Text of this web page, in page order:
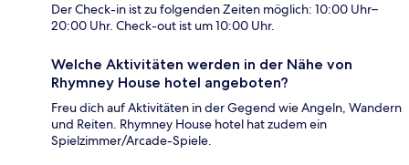
Der Check-in ist zu folgenden Zeiten möglich: 10:00 Uhr–
20:00 Uhr. Check-out ist um 10:00 Uhr.
Welche Aktivitäten werden in der Nähe von
Rhymney House hotel angeboten?
Freu dich auf Aktivitäten in der Gegend wie Angeln, Wandern
und Reiten. Rhymney House hotel hat zudem ein
Spielzimmer/Arcade-Spiele.